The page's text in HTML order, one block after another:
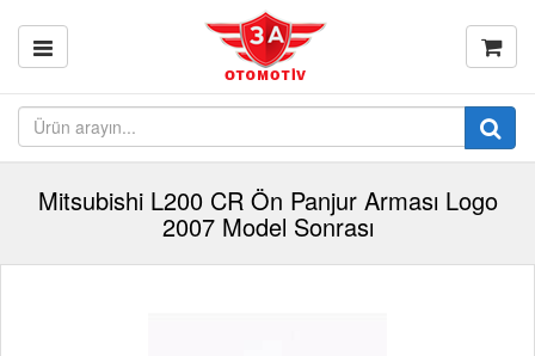
Mitsubishi L200 CR Ön Panjur Arması Logo
2007 Model Sonrası